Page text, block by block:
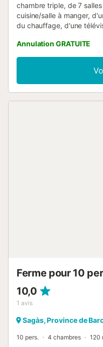
chambre triple, de 7
cuisine/salle à manger,
du chauffage, d'une
l'extérieur, piscine,
balançoires, baby-foot...
l'église de St. Miquel.
ou du vélo de montagne
très calme, où l'on peut
Annulation GRATUITE
Ferme pour 10
10,0
1 avis
Sagàs, Province de
10 pers. 4 chambres 120